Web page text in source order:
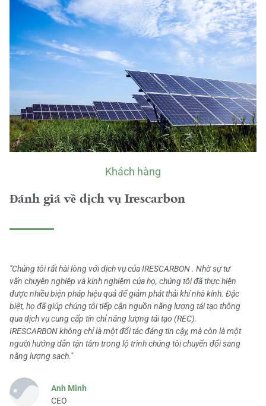
Khách hàng
Đánh giá về dịch vụ Irescarbon
"Chúng tôi rất hài lòng với dịch vụ của IRESCARBON . Nhờ sự tư
vấn chuyên nghiệp và kinh nghiệm của họ, chúng tôi đã thực hiện
được nhiều biện pháp hiệu quả để giảm phát thải khí nhà kính. Đặc
biệt, họ đã giúp chúng tôi tiếp cận nguồn năng lượng tái tạo thông
qua dịch vụ cung cấp tín chỉ năng lượng tái tạo (REC).
IRESCARBON không chỉ là một đối tác đáng tin cậy, mà còn là một
người hướng dẫn tận tâm trong lộ trình chúng tôi chuyển đổi sang
năng lượng sạch."
Anh Minh
CEO